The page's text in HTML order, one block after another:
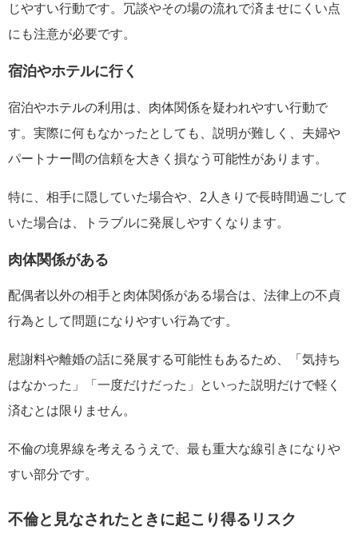
じやすい行動です。冗談やその場の流れで済ませにくい点
にも注意が必要です。
宿泊やホテルに行く
宿泊やホテルの利用は、肉体関係を疑われやすい行動で
す。実際に何もなかったとしても、説明が難しく、夫婦や
パートナー間の信頼を大きく損なう可能性があります。
特に、相手に隠していた場合や、2人きりで長時間過ごして
いた場合は、トラブルに発展しやすくなります。
肉体関係がある
配偶者以外の相手と肉体関係がある場合は、法律上の不貞
行為として問題になりやすい行為です。
慰謝料や離婚の話に発展する可能性もあるため、「気持ち
はなかった」「一度だけだった」といった説明だけで軽く
済むとは限りません。
不倫の境界線を考えるうえで、最も重大な線引きになりや
すい部分です。
不倫と見なされたときに起こり得るリスク